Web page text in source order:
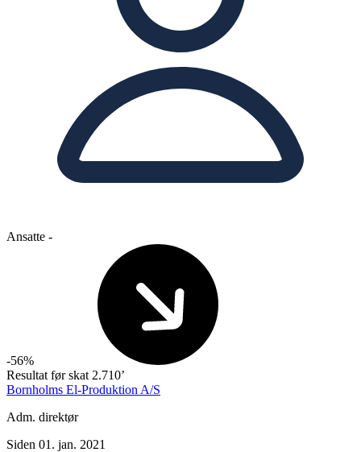
Ansatte -
-56%
Resultat før skat 2.710’
Bornholms El-Produktion A/S
Adm. direktør
Siden 01. jan. 2021